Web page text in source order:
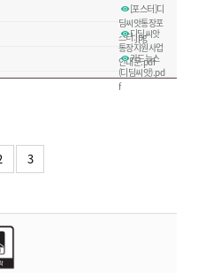
[포스터]디
딤씨앗통장포
스터.jpg
디딤씨앗
통장지원사업
안내문.pdf
카드뉴스
(디딤씨앗).pd
f
3